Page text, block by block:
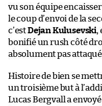
vu son équipe
le coup d’envoi de la
c’estDejan Kulusevski,
bonifié un rush côté
absolument pas attaqué
Histoire de bien se
un troisième but à
Lucas Bergvall a